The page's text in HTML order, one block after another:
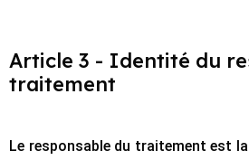
Article 3 - Identité du
traitement
Le responsable du traitement est la